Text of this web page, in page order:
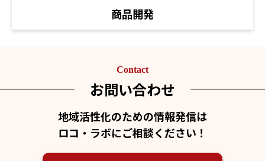
商品開発
Contact
お問い合わせ
地域活性化のための情報発信は
ロコ・ラボにご相談ください！